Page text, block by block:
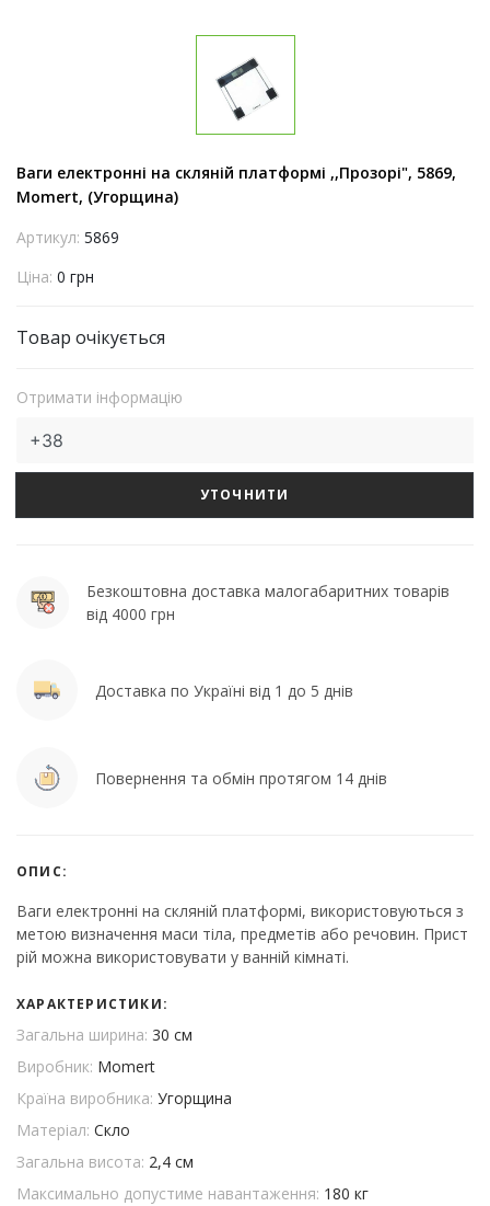
Ваги електронні на скляній платформі ,,Прозорі", 5869,
Momert, (Угорщина)
Артикул: 5869
Ціна: 0 грн
Товар очікується
Отримати інформацію
УТОЧНИТИ
Безкоштовна доставка малогабаритних товарів
від 4000 грн
Доставка по Україні від 1 до 5 днів
Повернення та обмін протягом 14 днів
ОПИС:
Ваги електронні на скляній платформі, використовуються з
метою визначення маси тіла, предметів або речовин. Прист
рій можна використовувати у ванній кімнаті.
ХАРАКТЕРИСТИКИ:
Загальна ширина: 30 см
Виробник: Momert
Країна виробника: Угорщина
Матеріал: Скло
Загальна висота: 2,4 см
Максимально допустиме навантаження: 180 кг